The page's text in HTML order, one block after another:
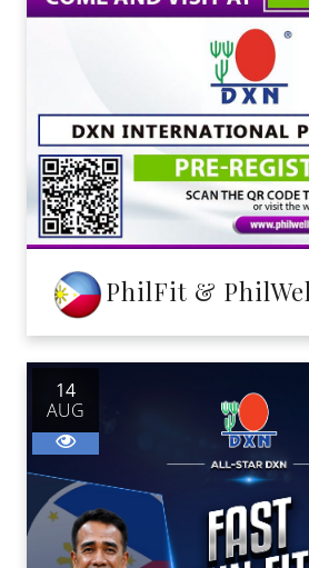
PhilFit &
14
AUG